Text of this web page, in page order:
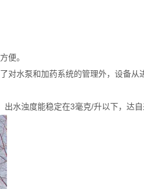
便。
水泵和加药系统的管理外，设备从
水浊度能稳定在3毫克/升以下，达自